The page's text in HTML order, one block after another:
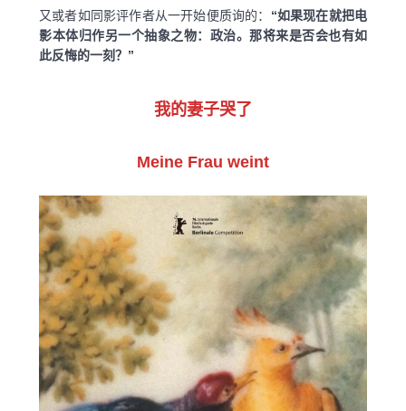
又或者如同影评作者从一开始便质询的： “如果现在就把电
影本体归作另一个抽象之物：政治。那将来是否会也有如
此反悔的一刻？”
我的妻子哭了
Meine Frau weint